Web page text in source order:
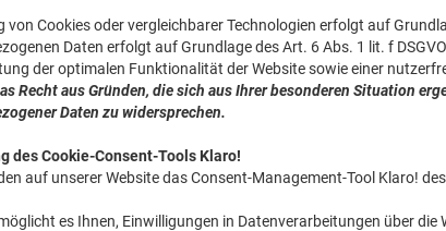
von Cookies oder vergleichbarer Technologien erfolgt auf
Daten erfolgt auf Grundlage des Art. 6 Abs. 1 lit. f
der optimalen Funktionalität der Website sowie einer
Recht aus Gründen, die sich aus Ihrer besonderen Situation
Daten zu widersprechen.
des Cookie-Consent-Tools Klaro!
auf unserer Website das Consent-Management-Tool Klaro!
es Ihnen, Einwilligungen in Datenverarbeitungen über